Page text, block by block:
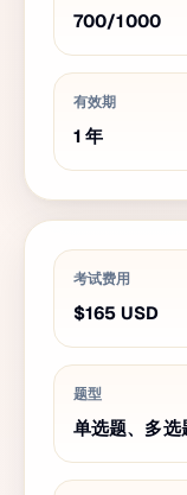
700/1000
有效期
1 年
考试费用
$165 USD
题型
单选题、多选